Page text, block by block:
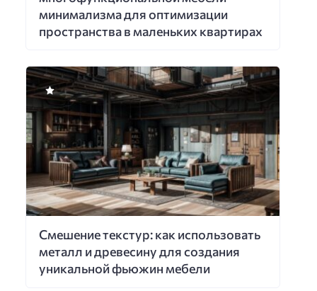
минимализма для оптимизации
пространства в маленьких квартирах
Смешение текстур: как использовать
металл и древесину для создания
уникальной фьюжин мебели